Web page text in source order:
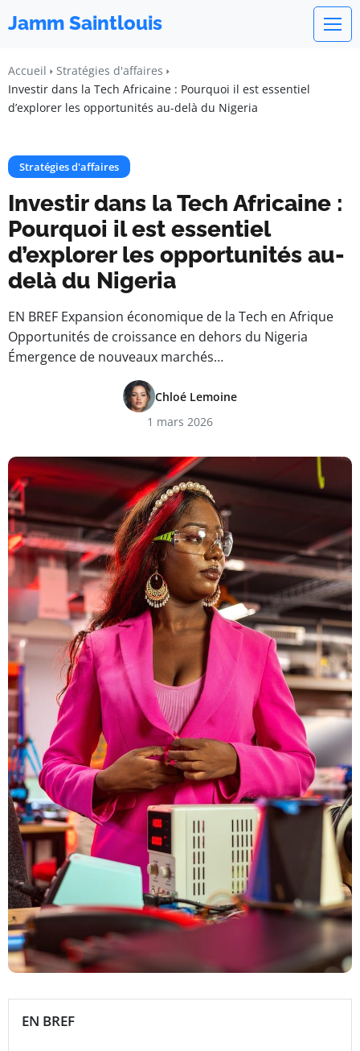
Jamm Saintlouis
Accueil
Stratégies d'affaires
Investir dans la Tech Africaine : Pourquoi il est essentiel
d’explorer les opportunités au-delà du Nigeria
Stratégies d'affaires
Investir dans la Tech Africaine :
Pourquoi il est essentiel
d’explorer les opportunités au-
delà du Nigeria
EN BREF Expansion économique de la Tech en Afrique
Opportunités de croissance en dehors du Nigeria
Émergence de nouveaux marchés…
Chloé Lemoine
1 mars 2026
EN BREF